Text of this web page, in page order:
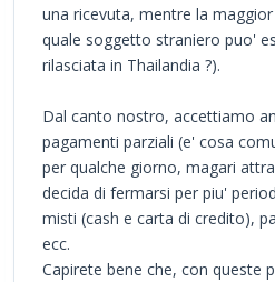
una ricevuta, mentre la
quale soggetto straniero puo'
rilasciata in Thailandia ?).
Dal canto nostro, accettiamo
pagamenti parziali (e' cosa
per qualche giorno, magari
decida di fermarsi per piu'
misti (cash e carta di credito),
ecc.
Capirete bene che, con queste